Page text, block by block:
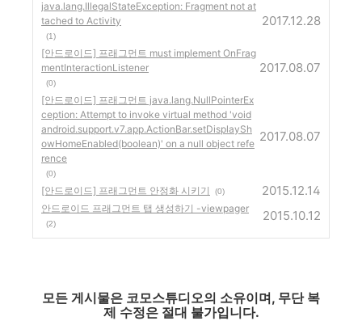
java.lang.IllegalStateException: Fragment not at
tached to Activity
(1)
2017.12.28
[안드로이드] 프래그먼트 must implement OnFrag
mentInteractionListener
(0)
2017.08.07
[안드로이드] 프래그먼트 java.lang.NullPointerEx
ception: Attempt to invoke virtual method 'void
android.support.v7.app.ActionBar.setDisplaySh
owHomeEnabled(boolean)' on a null object refe
rence
(0)
2017.08.07
[안드로이드] 프래그먼트 안정화 시키기 (0) 2015.12.14
안드로이드 프래그먼트 탭 생성하기 -viewpager
(2)
2015.10.12
모든 게시물은 코모스튜디오의 소유이며, 무단 복
제 수정은 절대 불가입니다.